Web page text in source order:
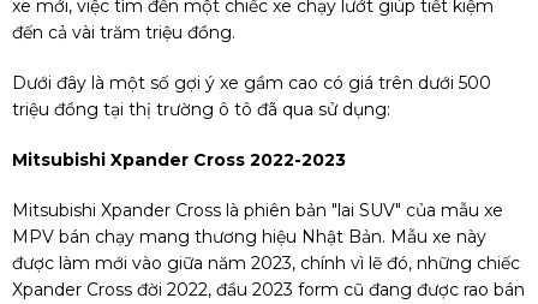
xe mới, việc tìm đến một chiếc xe chạy lướt giúp tiết kiệm
đến cả vài trăm triệu đồng.
Dưới đây là một số gợi ý xe gầm cao có giá trên dưới 500
triệu đồng tại thị trường ô tô đã qua sử dụng:
Mitsubishi Xpander Cross 2022-2023
Mitsubishi Xpander Cross là phiên bản "lai SUV" của mẫu xe
MPV bán chạy mang thương hiệu Nhật Bản. Mẫu xe này
được làm mới vào giữa năm 2023, chính vì lẽ đó, những chiếc
Xpander Cross đời 2022, đầu 2023 form cũ đang được rao bán